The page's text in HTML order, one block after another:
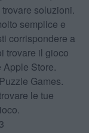
soluzioni.
semplice e
corrispondere a
trovare il gioco
Store.
Games.
le tue